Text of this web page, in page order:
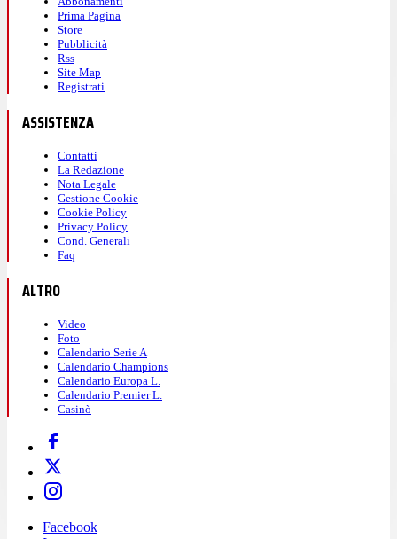
Prima Pagina
Store
Pubblicità
Rss
Site Map
Registrati
ASSISTENZA
Contatti
La Redazione
Nota Legale
Gestione Cookie
Cookie Policy
Privacy Policy
Cond. Generali
Faq
ALTRO
Video
Foto
Calendario Serie A
Calendario Champions
Calendario Europa L.
Calendario Premier L.
Casinò
Facebook